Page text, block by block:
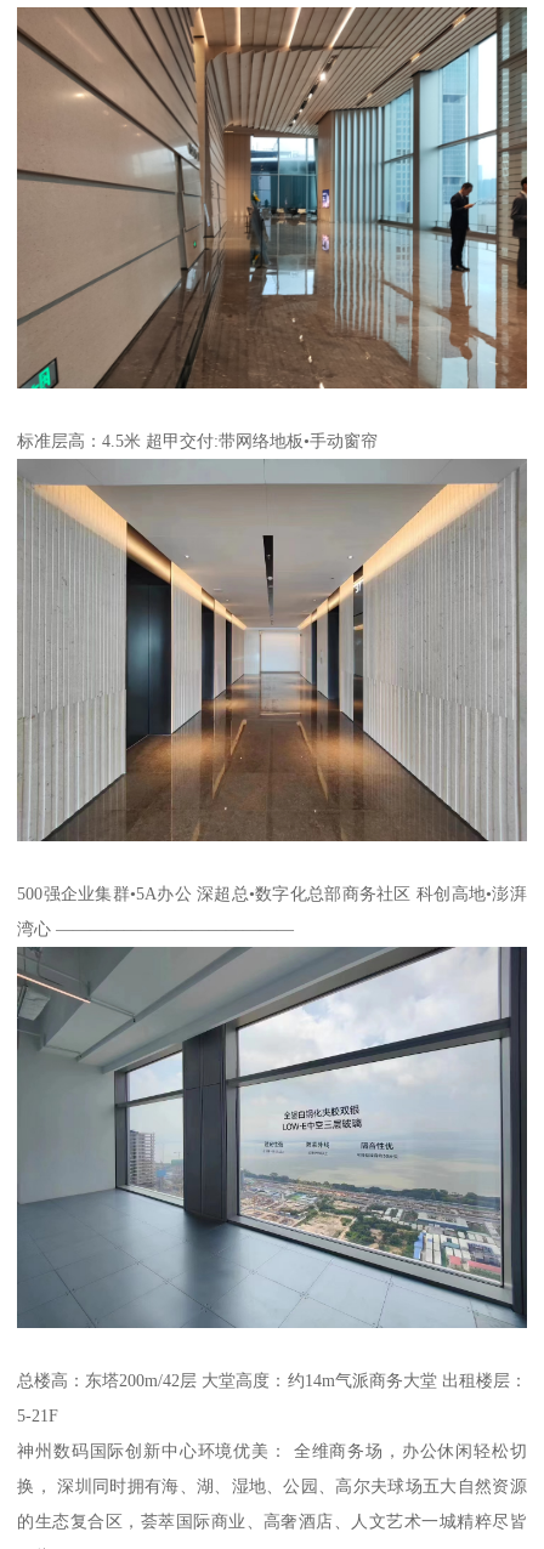
标准层高：4.5米 超甲交付:带网络地板•手动窗帘
500强企业集群•5A办公 深超总•数字化总部商务社区 科创高地•澎湃
湾心 ——————————————
总楼高：东塔200m/42层 大堂高度：约14m气派商务大堂 出租楼层：
5-21F
神州数码国际创新中心环境优美： 全维商务场，办公休闲轻松切
换， 深圳同时拥有海、湖、湿地、公园、高尔夫球场五大自然资源
的生态复合区，荟萃国际商业、高奢酒店、人文艺术一城精粹尽皆